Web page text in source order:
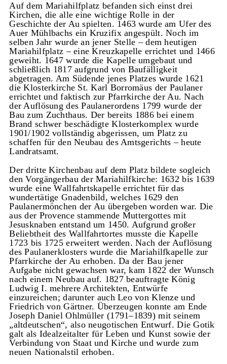
Auf dem Mariahilfplatz befanden sich einst drei
Kirchen, die alle eine wichtige Rolle in der
Geschichte der Au spielten. 1463 wurde am Ufer des
Auer Mühlbachs ein Kruzifix angespült. Noch im
selben Jahr wurde an jener Stelle – dem heutigen
Mariahilfplatz – eine Kreuzkapelle errichtet und 1466
geweiht. 1647 wurde die Kapelle umgebaut und
schließlich 1817 aufgrund von Baufälligkeit
abgetragen. Am Südende jenes Platzes wurde 1621
die Klosterkirche St. Karl Borromäus der Paulaner
errichtet und faktisch zur Pfarrkirche der Au. Nach
der Auflösung des Paulanerordens 1799 wurde der
Bau zum Zuchthaus. Der bereits 1886 bei einem
Brand schwer beschädigte Klosterkomplex wurde
1901/1902 vollständig abgerissen, um Platz zu
schaffen für den Neubau des Amtsgerichts – heute
Landratsamt.
Der dritte Kirchenbau auf dem Platz bildete sogleich
den Vorgängerbau der Mariahilfkirche: 1632 bis 1639
wurde eine Wallfahrtskapelle errichtet für das
wundertätige Gnadenbild, welches 1629 den
Paulanermönchen der Au übergeben worden war. Die
aus der Provence stammende Muttergottes mit
Jesusknaben entstand um 1450. Aufgrund großer
Beliebtheit des Wallfahrtortes musste die Kapelle
1723 bis 1725 erweitert werden. Nach der Auflösung
des Paulanerklosters wurde die Mariahilfkapelle zur
Pfarrkirche der Au erhoben. Da der Bau jener
Aufgabe nicht gewachsen war, kam 1822 der Wunsch
nach einem Neubau auf. 1827 beauftragte König
Ludwig I. mehrere Architekten, Entwürfe
einzureichen; darunter auch Leo von Klenze und
Friedrich von Gärtner. Überzeugen konnte am Ende
Joseph Daniel Ohlmüller (1791–1839) mit seinem
„altdeutschen“, also neugotischen Entwurf. Die Gotik
galt als Idealzeitalter für Leben und Kunst sowie der
Verbindung von Staat und Kirche und wurde zum
neuen Nationalstil erhoben.